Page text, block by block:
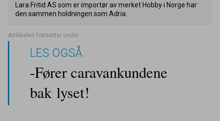
Lara Fritid AS som er importør av merket Hobby i Norge har
den sammen holdningen som Adria.
LES OGSÅ
-Fører caravankundene
bak lyset!